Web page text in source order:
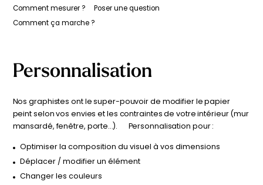
Quelques papillons colorés ajoutent une touche de vivacité
à cette scène paisible, évoquant la diversité et la richesse
de la vie sauvage. Installé dans la chambre de votre enfant,
n'importe quelle couleur de votre choix.
une couleur ou adapter le design à votre intérieur (mur
mansardé, fenêtre, porte…) ? Nos graphistes sont là pour
visualiser le résultat avant commande.
Comment mesurer ?
Poser une question
Comment ça marche ?
Personnalisation
Nos graphistes ont le super-pouvoir de modifier le papier
peint selon vos envies et les contraintes de votre intérieur (mur
mansardé, fenêtre, porte…). Personnalisation pour :
Optimiser la composition du visuel à vos dimensions
Déplacer / modifier un élément
Changer les couleurs